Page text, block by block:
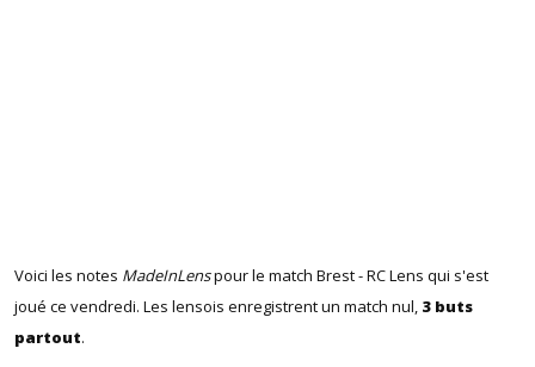
Voici les notes MadeInLenspour le match Brest - RC Lens qui s'est
joué ce vendredi. Les lensois enregistrent un match nul, 3 buts
partout.